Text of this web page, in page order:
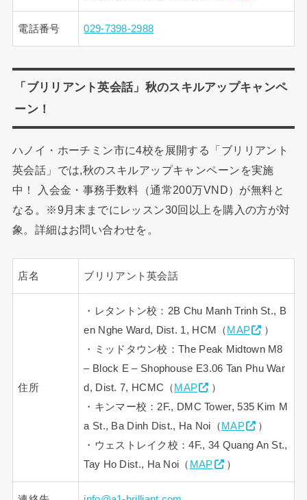
電話番号 029-7398-2988
「ブリリアント英会話」秋のスキルアップキャンペ
ーン！
ハノイ・ホーチミン市に4校を展開する「ブリリアント
英会話」では,秋のスキルアップキャンペーンを実施
中！ 入会金・事務手数料（通常200万VND）が無料と
なる。※9月末までにレッスン30回以上を購入の方が対
象。詳細はお問い合わせを。
店名 ブリリアント英会話
住所
・レタントン校：2B Chu Manh Trinh St., B
en Nghe Ward, Dist. 1, HCM（ MAP
）
・ミッドタウン校：The Peak Midtown M8
– Block E – Shophouse E3.06 Tan Phu War
d, Dist. 7, HCMC（ MAP
）
・キンマー校：2F., DMC Tower, 535 Kim M
a St., Ba Dinh Dist., Ha Noi（ MAP
）
・ウェストレイク校：4F., 34 Quang An St.,
Tay Ho Dist., Ha Noi（ MAP ）